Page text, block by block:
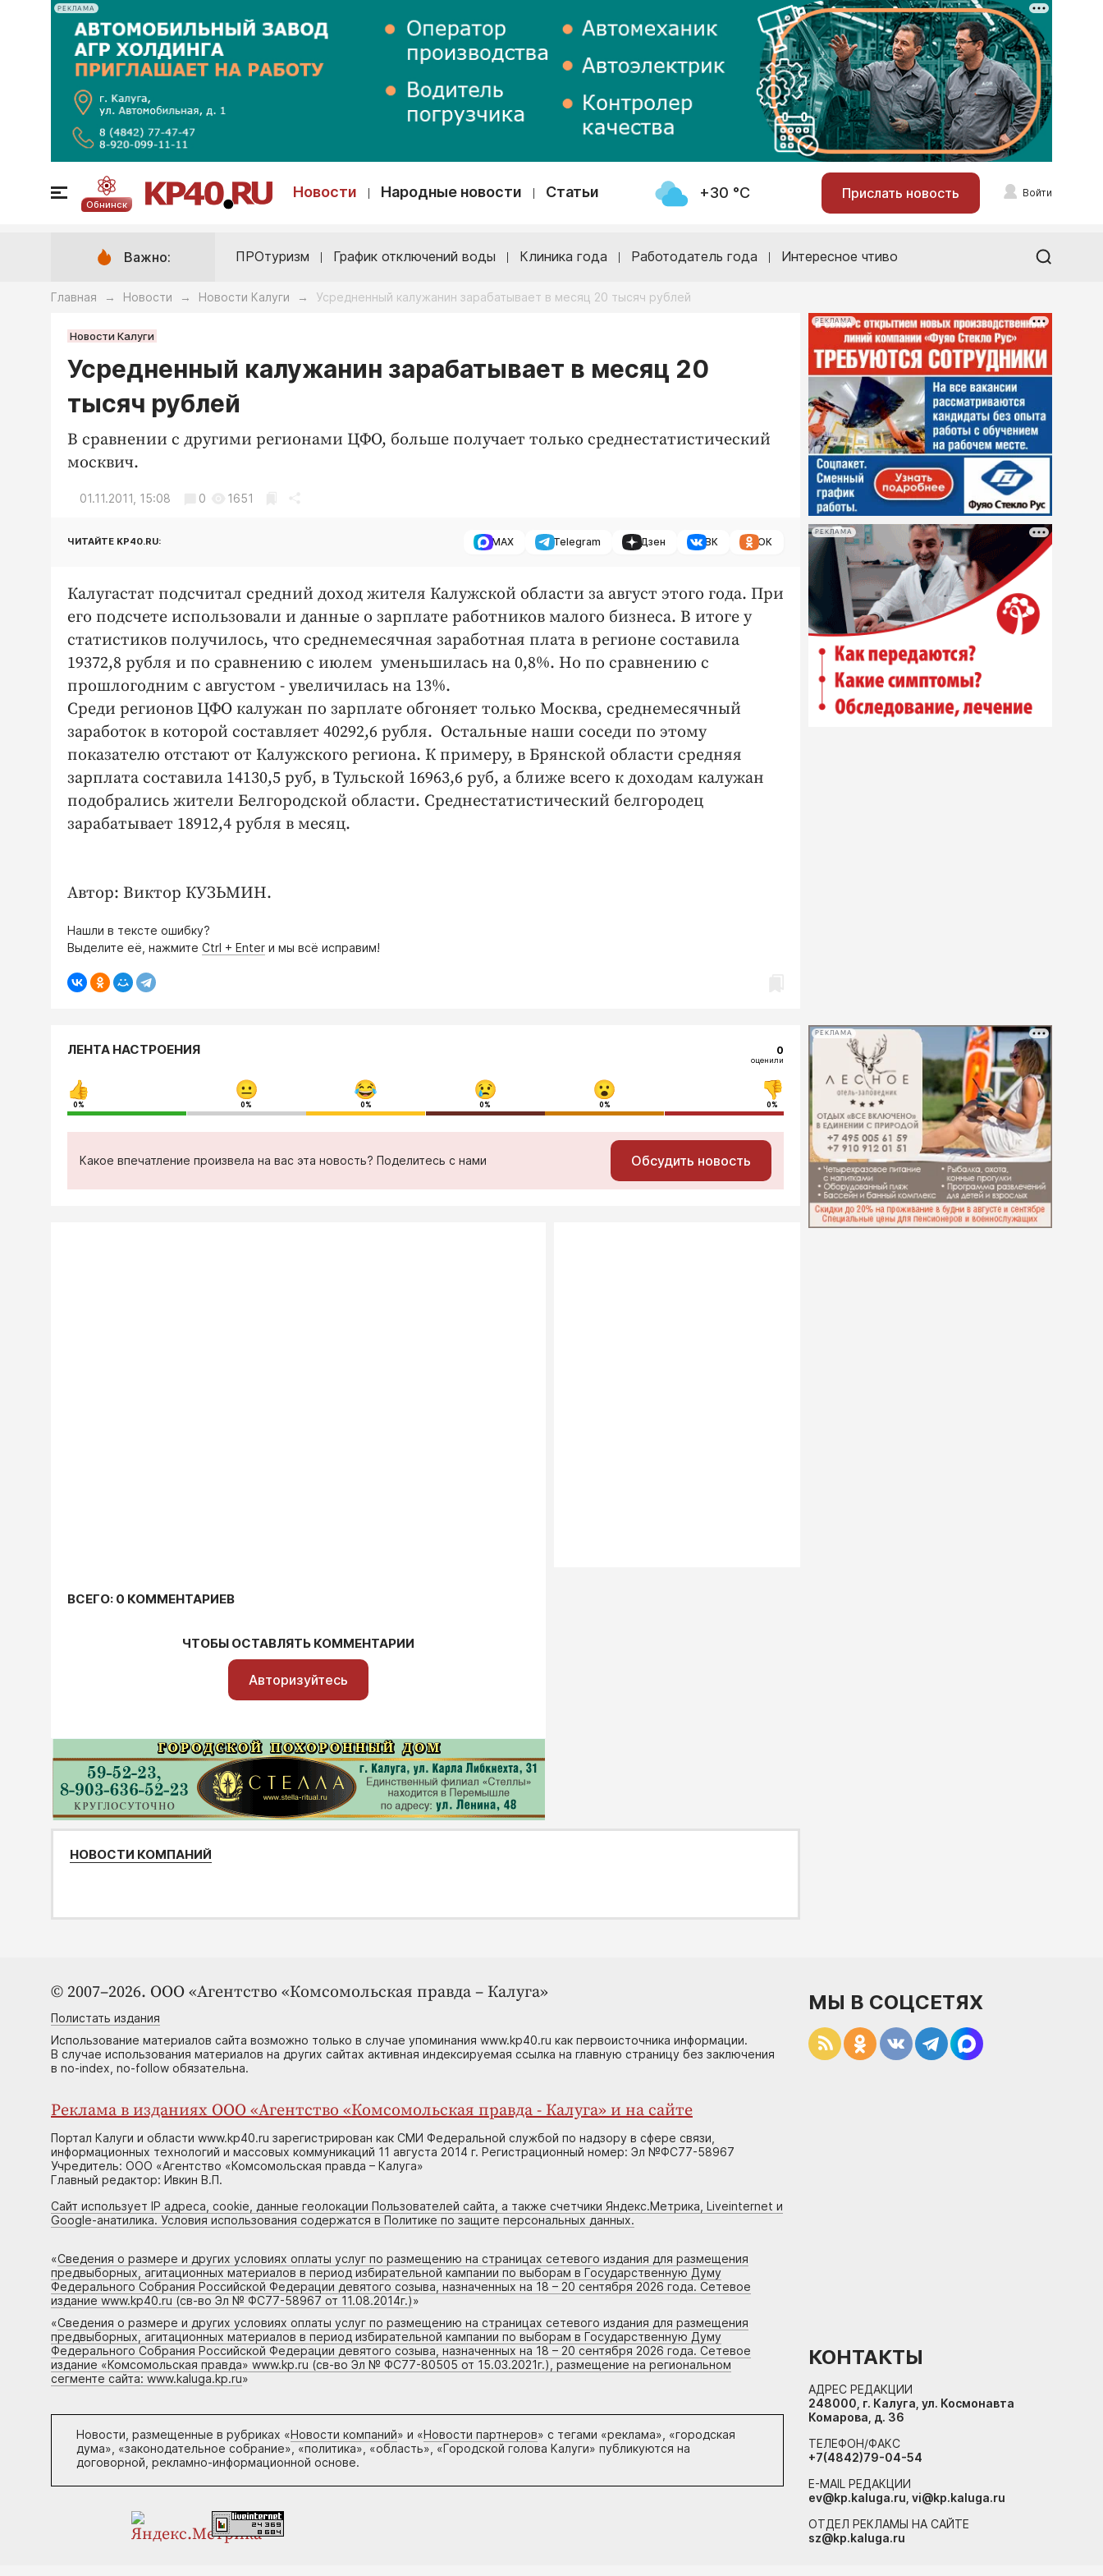
РЕКЛАМА
Обнинск
Новости Народные новости Статьи +30 °С Прислать новость Войти
Важно: ПРОтуризм График отключений воды Клиника года Работодатель года Интересное чтиво
Главная → Новости → Новости Калуги → Усредненный калужанин зарабатывает в месяц 20 тысяч рублей
Новости Калуги
Усредненный калужанин зарабатывает в месяц 20
тысяч рублей
В сравнении с другими регионами ЦФО, больше получает только среднестатистический
москвич.
01.11.2011, 15:08 0 1651
ЧИТАЙТЕ KP40.RU: MAX Telegram Дзен ВК ОК
Калугастат подсчитал средний доход жителя Калужской области за август этого года. При
его подсчете использовали и данные о зарплате работников малого бизнеса. В итоге у
статистиков получилось, что среднемесячная заработная плата в регионе составила
19372,8 рубля и по сравнению с июлем уменьшилась на 0,8%. Но по сравнению с
прошлогодним с августом - увеличилась на 13%.
Среди регионов ЦФО калужан по зарплате обгоняет только Москва, среднемесячный
заработок в которой составляет 40292,6 рубля. Остальные наши соседи по этому
показателю отстают от Калужского региона. К примеру, в Брянской области средняя
зарплата составила 14130,5 руб, в Тульской 16963,6 руб, а ближе всего к доходам калужан
подобрались жители Белгородской области. Среднестатистический белгородец
зарабатывает 18912,4 рубля в месяц.
Автор: Виктор КУЗЬМИН.
Нашли в тексте ошибку?
Выделите её, нажмите Ctrl + Enter и мы всё исправим!
РЕКЛАМА
РЕКЛАМА
ЛЕНТА НАСТРОЕНИЯ 0
оценили
0% 0% 0% 0% 0% 0%
Какое впечатление произвела на вас эта новость? Поделитесь с нами Обсудить новость
ВСЕГО: 0 КОММЕНТАРИЕВ
ЧТОБЫ ОСТАВЛЯТЬ КОММЕНТАРИИ
Авторизуйтесь
НОВОСТИ КОМПАНИЙ
РЕКЛАМА
© 2007–2026. ООО «Агентство «Комсомольская правда – Калуга»
Полистать издания
Использование материалов сайта возможно только в случае упоминания www.kp40.ru как первоисточника информации.
В случае использования материалов на других сайтах активная индексируемая ссылка на главную страницу без заключения
в no-index, no-follow обязательна.
Реклама в изданиях ООО «Агентство «Комсомольская правда - Калуга» и на сайте
Портал Калуги и области www.kp40.ru зарегистрирован как СМИ Федеральной службой по надзору в сфере связи,
информационных технологий и массовых коммуникаций 11 августа 2014 г. Регистрационный номер: Эл №ФС77-58967
Учредитель: ООО «Агентство «Комсомольская правда – Калуга»
Главный редактор: Ивкин В.П.
Сайт использует IP адреса, cookie, данные геолокации Пользователей сайта, а также счетчики Яндекс.Метрика, Liveinternet и
Google-анатилика. Условия использования содержатся в Политике по защите персональных данных.
«Сведения о размере и других условиях оплаты услуг по размещению на страницах сетевого издания для размещения
предвыборных, агитационных материалов в период избирательной кампании по выборам в Государственную Думу
Федерального Собрания Российской Федерации девятого созыва, назначенных на 18 – 20 сентября 2026 года. Сетевое
издание www.kp40.ru (св-во Эл № ФС77-58967 от 11.08.2014г.)»
«Сведения о размере и других условиях оплаты услуг по размещению на страницах сетевого издания для размещения
предвыборных, агитационных материалов в период избирательной кампании по выборам в Государственную Думу
Федерального Собрания Российской Федерации девятого созыва, назначенных на 18 – 20 сентября 2026 года. Сетевое
издание «Комсомольская правда» www.kp.ru (св-во Эл № ФС77-80505 от 15.03.2021г.), размещение на региональном
сегменте сайта: www.kaluga.kp.ru»
Новости, размещенные в рубриках «Новости компаний» и «Новости партнеров» с тегами «реклама», «городская
дума», «законодательное собрание», «политика», «область», «Городской голова Калуги» публикуются на
договорной, рекламно-информационной основе.
МЫ В СОЦСЕТЯХ
КОНТАКТЫ
АДРЕС РЕДАКЦИИ
248000, г. Калуга, ул. Космонавта
Комарова, д. 36
ТЕЛЕФОН/ФАКС
+7(4842)79-04-54
E-MAIL РЕДАКЦИИ
ev@kp.kaluga.ru, vi@kp.kaluga.ru
ОТДЕЛ РЕКЛАМЫ НА САЙТЕ
sz@kp.kaluga.ru